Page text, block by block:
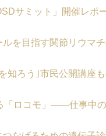
サミット」開催レ
ルを目指す関節リウ
知ろう｣市民公開講
「ロコモ」――仕事中